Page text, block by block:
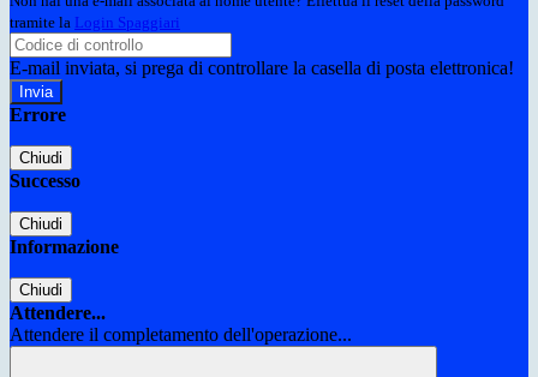
tramite la Login Spaggiari
E-mail inviata, si prega di controllare la casella di posta elettronica!
Errore
Chiudi
Successo
Chiudi
Informazione
Chiudi
Attendere...
Attendere il completamento dell'operazione...